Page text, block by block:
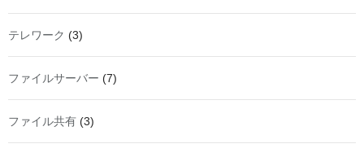
テレワーク (3)
ファイルサーバー (7)
ファイル共有 (3)